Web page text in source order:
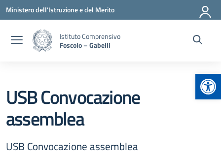
Vai ai contenuti
Vai al menu di navigazione
Vai al footer
Ministero dell'Istruzione e del Merito
Istituto Comprensivo
Foscolo – Gabelli
USB Convocazione
assemblea
USB Convocazione assemblea